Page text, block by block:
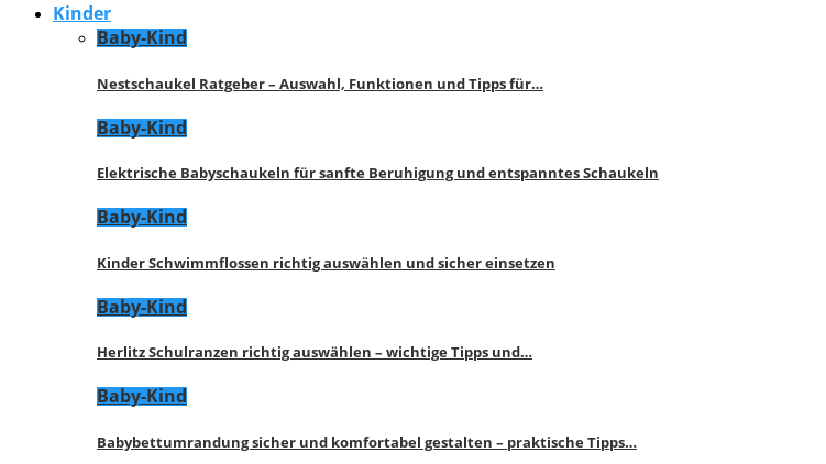
Kinder
Baby-Kind
Nestschaukel Ratgeber – Auswahl, Funktionen und Tipps für…
Baby-Kind
Elektrische Babyschaukeln für sanfte Beruhigung und entspanntes Schaukeln
Baby-Kind
Kinder Schwimmflossen richtig auswählen und sicher einsetzen
Baby-Kind
Herlitz Schulranzen richtig auswählen – wichtige Tipps und…
Baby-Kind
Babybettumrandung sicher und komfortabel gestalten – praktische Tipps…